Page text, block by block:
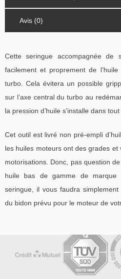
Avis (0)
Cette seringue accompagnée de
facilement et proprement de
turbo. Cela évitera un possible
sur l’axe central du turbo au
la pression d’huile s’installe dans
Cet outil est livré non pré-empli
les huiles moteurs ont des grades
motorisations. Donc, pas question
huile bas de gamme de marque
seringue, il vous faudra
du bidon prévu pour le moteur de